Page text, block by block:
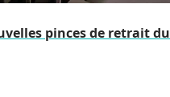
pinces de retrait